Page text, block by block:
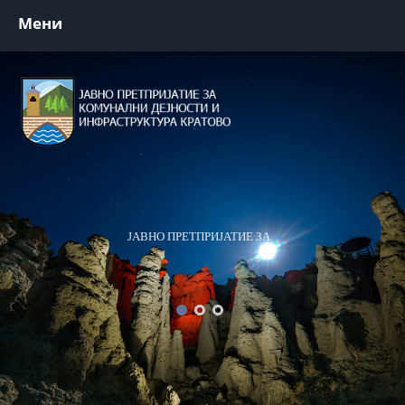
Мени
ЈАВНО ПРЕТПРИЈАТИЕ ЗА